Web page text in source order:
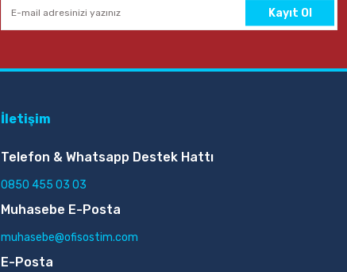
Kayıt Ol
İletişim
Telefon & Whatsapp Destek Hattı
0850 455 03 03
Muhasebe E-Posta
muhasebe@ofisostim.com
E-Posta